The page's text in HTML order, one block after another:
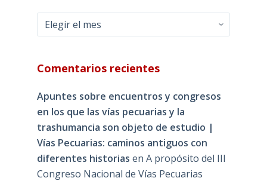
Archivos
Comentarios recientes
Apuntes sobre encuentros y congresos
en los que las vías pecuarias y la
trashumancia son objeto de estudio |
Vías Pecuarias: caminos antiguos con
diferentes historias en A propósito del III
Congreso Nacional de Vías Pecuarias